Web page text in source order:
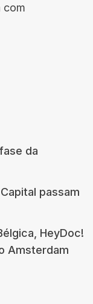
com
da
passam
HeyDoc!
Amsterdam